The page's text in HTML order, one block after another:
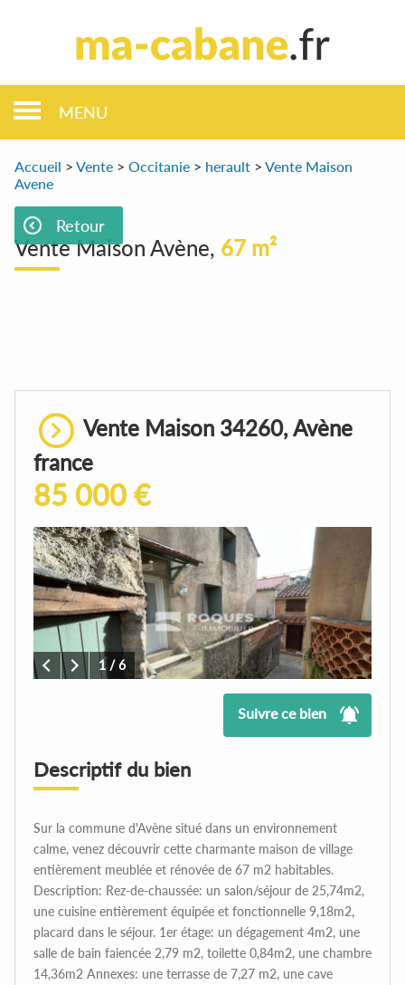
MENU
Accueil > Vente > Occitanie > herault > Vente Maison
Avene
Retour
Vente Maison Avène, 67 m²
Vente Maison 34260, Avène
france
85 000 €
1 / 6
Suivre ce bien
Descriptif du bien
Sur la commune d'Avène situé dans un environnement
calme, venez découvrir cette charmante maison de village
entièrement meublée et rénovée de 67 m2 habitables.
Description: Rez-de-chaussée: un salon/séjour de 25,74m2,
une cuisine entièrement équipée et fonctionnelle 9,18m2,
placard dans le séjour. 1er étage: un dégagement 4m2, une
salle de bain faiencée 2,79 m2, toilette 0,84m2, une chambre
14,36m2 Annexes: une terrasse de 7,27 m2, une cave